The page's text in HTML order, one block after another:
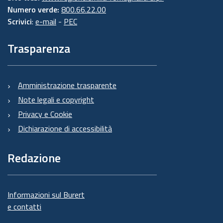
Numero verde: 800.66.22.00
Scrivici: e-mail - PEC
Trasparenza
Amministrazione trasparente
Note legali e copyright
Privacy e Cookie
Dichiarazione di accessibilità
Redazione
Informazioni sul Burert
e contatti